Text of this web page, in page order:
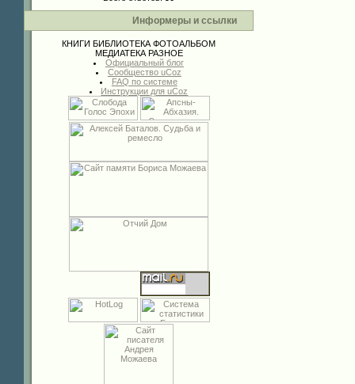
Информеры и ссылки
КНИГИ БИБЛИОТЕКА ФОТОАЛЬБОМ
МЕДИАТЕКА РАЗНОЕ
Официальный блог
Сообщество uCoz
FAQ по системе
Инструкции для uCoz